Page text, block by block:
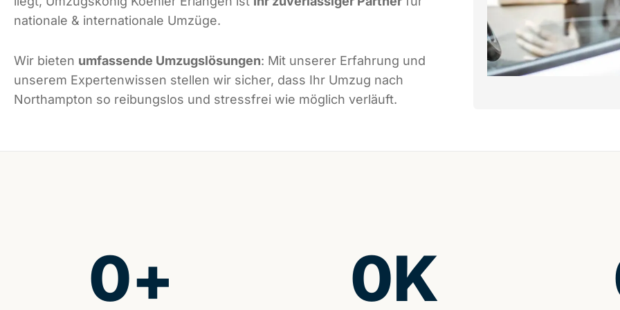
nationale & internationale Umzüge.
Wir bieten umfassende Umzugslösungen: Mit unserer Erfahrung und
unserem Expertenwissen stellen wir sicher, dass Ihr Umzug nach
Northampton so reibungslos und stressfrei wie möglich verläuft.
0+ 0K